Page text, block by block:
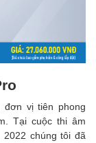
đơn vị tiên phong
Tại cuộc thi âm
2022 chúng tôi đã